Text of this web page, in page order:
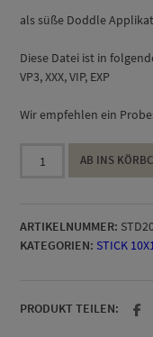
als süße Doddle
Diese Datei ist in
VP3, XXX, VIP, EXP
Wir empfehlen ein
feeling
Menge
AB INS
ARTIKELNUMMER:
KATEGORIEN: STICK
PRODUKT TEILEN: